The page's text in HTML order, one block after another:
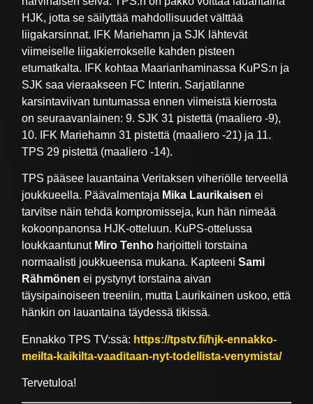
HJK, jotta se säilyttää mahdollisuudet välttää
liigakarsinnat. IFK Mariehamn ja SJK lähtevät
viimeiselle liigakierrokselle kahden pisteen
etumatkalta. IFK kohtaa Maarianhaminassa KuPS:n ja
SJK saa vieraakseen FC Interin. Sarjatilanne
karsintaviivan tuntumassa ennen viimeistä kierrosta
on seuraavanlainen: 9. SJK 31 pistettä (maaliero -9),
10. IFK Mariehamn 31 pistettä (maaliero -21) ja 11.
TPS 29 pistettä (maaliero -14).
TPS pääsee lauantaina Veritaksen viheriölle terveellä
joukkueella. Päävalmentaja Mika Laurikaisen ei
tarvitse näin tehdä kompromisseja, kun hän nimeää
kokoonpanonsa HJK-otteluun. KuPS-ottelussa
loukkaantunut Miro Tenho harjoitteli torstaina
normaalisti joukkueensa mukana. KapteeniSami
Rähmönen ei pystynyt torstaina aivan
täysipainoiseen treeniin, mutta Laurikainen uskoo, että
hänkin on lauantaina täydessä tikissä.
Ennakko TPS TV:ssä: https://tpstv.fi/hjk-ennakko-
meilta-kaikilta-vaaditaan-nyt-todellista-venymista/
Tervetuloa!